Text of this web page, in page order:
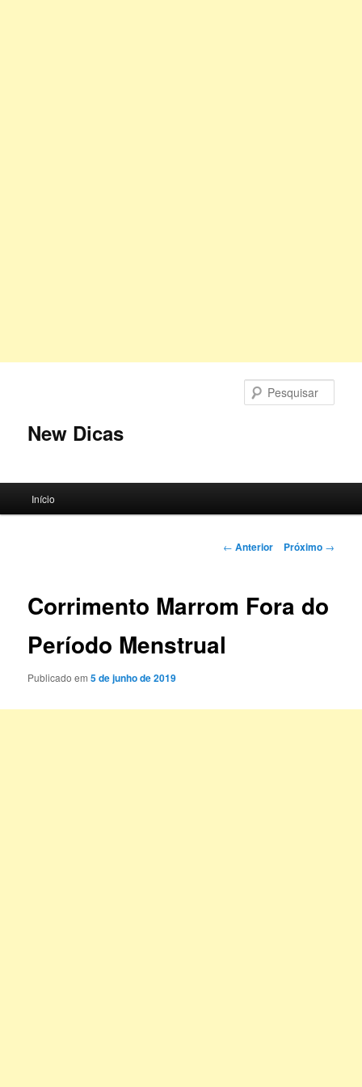
principalNew Dicas
principal
Início
Navegação
← Anterior Próximo →
Corrimento Marrom Fora do
Período Menstrual
Publicado em5 de junho de 2019